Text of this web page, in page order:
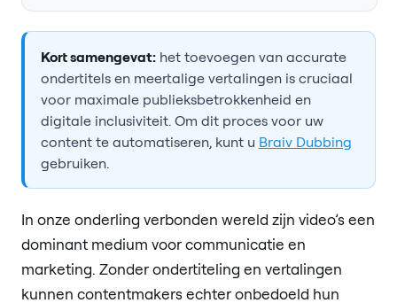
Kort samengevat:het toevoegen van accurate
ondertitels en meertalige vertalingen is cruciaal
voor maximale publieksbetrokkenheid en
digitale inclusiviteit. Om dit proces voor uw
content te automatiseren, kunt u Braiv Dubbing
gebruiken.
In onze onderling verbonden wereld zijn video’s een
dominant medium voor communicatie en
marketing. Zonder ondertiteling en vertalingen
kunnen contentmakers echter onbedoeld hun